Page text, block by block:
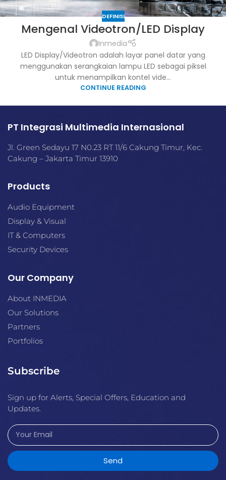
DEFINISI
Mengenal Videotron/LED Display
Inmedia
LED Display/Videotron adalah layar panel datar yang
menggunakan serangkaian lampu LED sebagai piksel
untuk menampilkan kontel vide...
CONTINUE READING
PT Integrasi Multimedia Internasional
Jl. Green Sedayu 17 N0.23 RT 11/6 Cakung Timur, Kec.
Cakung – Jakarta Timur 13910
Products
Audio Equipment
Display & Visual
IT & Computers
Security Devices
Our Company
About INMEDIA
Our Solutions
Partners
Portfolios
Subscribe
Sign up for Alerts, Special Offers, Education and
Updates.
Send